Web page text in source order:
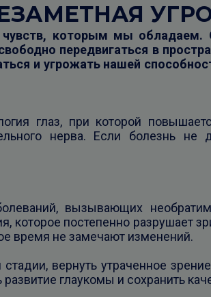
которым мы
передвигаться в
и угрожать нашей
глаз, при которой
нерва. Если болезнь не
вызывающих
которое постепенно разрушает
время не замечают изменений.
вернуть утраченное
глаукомы и сохранить